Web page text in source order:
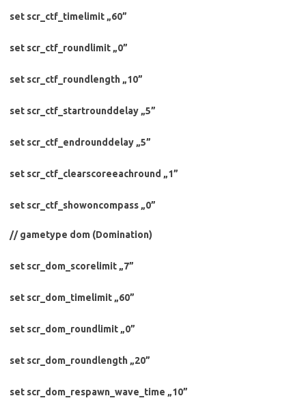
set scr_ctf_timelimit „60”
set scr_ctf_roundlimit „0”
set scr_ctf_roundlength „10”
set scr_ctf_startrounddelay „5”
set scr_ctf_endrounddelay „5”
set scr_ctf_clearscoreeachround „1”
set scr_ctf_showoncompass „0”
// gametype dom (Domination)
set scr_dom_scorelimit „7”
set scr_dom_timelimit „60”
set scr_dom_roundlimit „0”
set scr_dom_roundlength „20”
set scr_dom_respawn_wave_time „10”